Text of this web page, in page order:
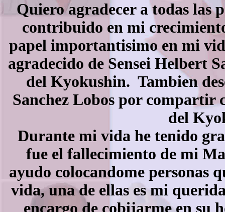
Quiero agradecer a todas las
contribuido en mi
papel importantisimo en mi
agradecido de Sensei Helbert
del Kyokushin. Tambien
Sanchez Lobos por compartir
del
Durante mi vida he tenido
fue el fallecimiento de mi
ayudo colocandome personas
vida, una de ellas es mi
encargo de cobijarme en su